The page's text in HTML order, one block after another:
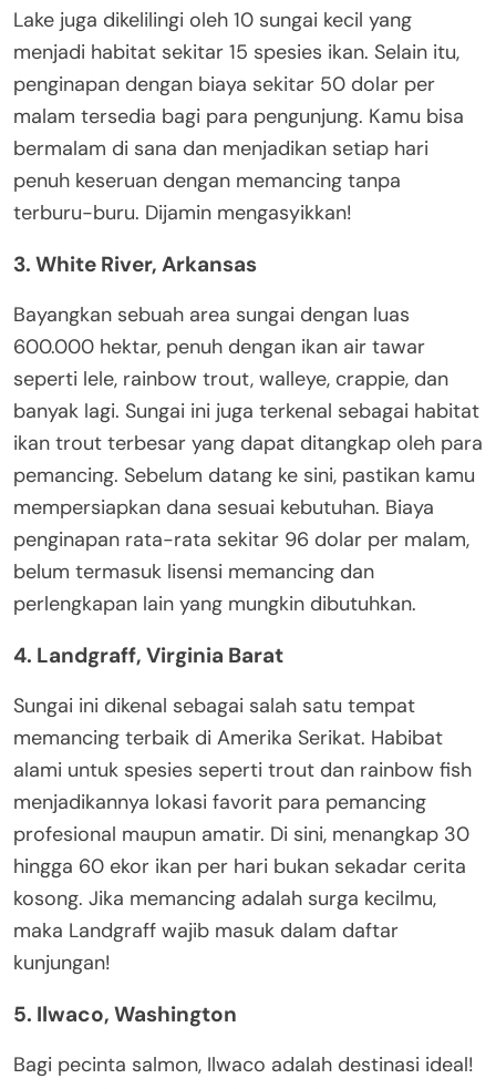
Lake juga dikelilingi oleh 10 sungai kecil yang
menjadi habitat sekitar 15 spesies ikan. Selain itu,
penginapan dengan biaya sekitar 50 dolar per
malam tersedia bagi para pengunjung. Kamu bisa
bermalam di sana dan menjadikan setiap hari
penuh keseruan dengan memancing tanpa
terburu-buru. Dijamin mengasyikkan!
3. White River, Arkansas
Bayangkan sebuah area sungai dengan luas
600.000 hektar, penuh dengan ikan air tawar
seperti lele, rainbow trout, walleye, crappie, dan
banyak lagi. Sungai ini juga terkenal sebagai habitat
ikan trout terbesar yang dapat ditangkap oleh para
pemancing. Sebelum datang ke sini, pastikan kamu
mempersiapkan dana sesuai kebutuhan. Biaya
penginapan rata-rata sekitar 96 dolar per malam,
belum termasuk lisensi memancing dan
perlengkapan lain yang mungkin dibutuhkan.
4. Landgraff, Virginia Barat
Sungai ini dikenal sebagai salah satu tempat
memancing terbaik di Amerika Serikat. Habibat
alami untuk spesies seperti trout dan rainbow fish
menjadikannya lokasi favorit para pemancing
profesional maupun amatir. Di sini, menangkap 30
hingga 60 ekor ikan per hari bukan sekadar cerita
kosong. Jika memancing adalah surga kecilmu,
maka Landgraff wajib masuk dalam daftar
kunjungan!
5. Ilwaco, Washington
Bagi pecinta salmon, Ilwaco adalah destinasi ideal!